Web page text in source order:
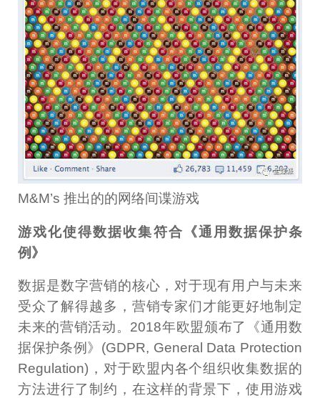
M&M’s 推出的的网络间谍游戏
游戏化使得数据收集符合《通用数据保护条
例》
数据是数字营销的核心，对于现有用户与未来
受众了解得越多，营销专家们才能更好地制定
未来的营销活动。2018年欧盟颁布了《通用数
据保护条例》(GDPR, General Data Protection
Regulation)，对于欧盟内各个组织收集数据的
方法进行了制约，在这样的背景下，使用游戏